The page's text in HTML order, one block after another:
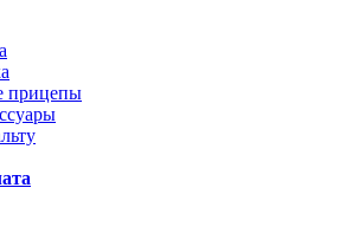
прицепы